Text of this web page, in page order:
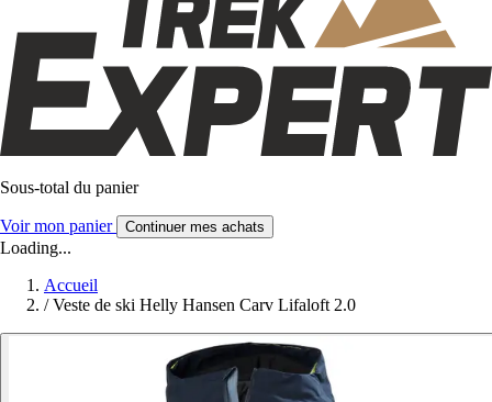
Sous-total du panier
Voir mon panier Continuer mes achats
Loading...
Accueil
/ Veste de ski Helly Hansen Carv Lifaloft 2.0